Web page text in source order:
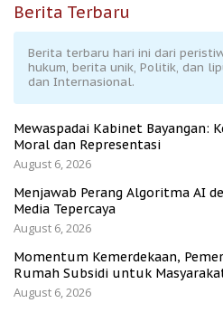
Berita Terbaru
Berita terbaru hari ini dari
hukum, berita unik, Politik, dan
dan Internasional.
Mewaspadai Kabinet Bayangan:
Moral dan Representasi
August 6, 2026
Menjawab Perang Algoritma AI
Media Tepercaya
August 6, 2026
Momentum Kemerdekaan,
Rumah Subsidi untuk
August 6, 2026